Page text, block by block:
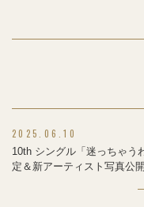
2025.06.10
10th シングル「迷っちゃう
定＆新アーティスト写真公開